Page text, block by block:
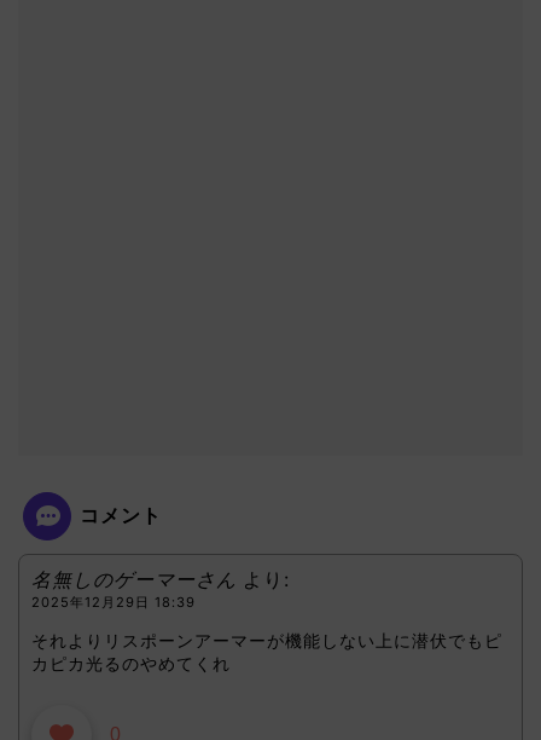
コメント
名無しのゲーマーさん より:
2025年12月29日 18:39
それよりリスポーンアーマーが機能しない上に潜伏でもピ
カピカ光るのやめてくれ
0